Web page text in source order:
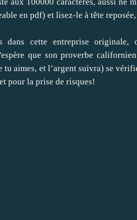
en pdf) et lisez-le à tête
dans cette entreprise
que son proverbe
tu aimes, et l’argent suivra) se
pour la prise de risques!